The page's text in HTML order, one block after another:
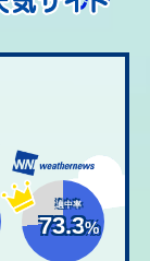
適中率
73.3%